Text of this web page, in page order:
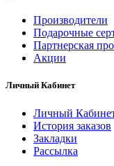
Производители
Подарочные
Партнерская
Акции
Личный Кабинет
Личный
История заказов
Закладки
Рассылка